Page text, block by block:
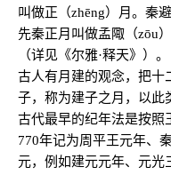
叫做正（zhēng）月。秦
先秦正月叫做孟陬（zōu
（详见《尔雅·释天》）。
古人有月建的观念，把十
子，称为建子之月，以此
古代最早的纪年法是按照
770年记为周平王元年、
元，例如建元元年、元光